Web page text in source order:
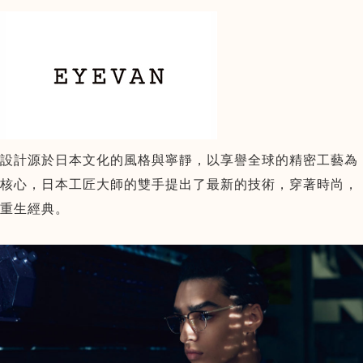
設計源於日本文化的風格與寧靜，以享譽全球的精密工藝為
核心，日本工匠大師的雙手提出了最新的技術，穿著時尚，
重生經典。